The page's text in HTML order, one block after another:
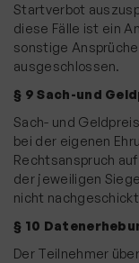
Startverbot
diese Fälle ist ein
sonstige
ausgeschlossen.
§ 9 Sach-und
Sach- und
bei der eigenen
Rechtsanspruch
der jeweiligen
nicht
§ 10
Der Teilnehmer